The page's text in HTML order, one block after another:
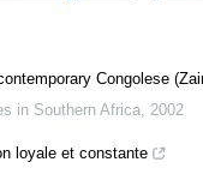
Congolese
in Southern Africa, 2002
loyale et constante